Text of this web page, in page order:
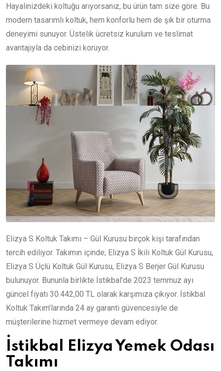
Hayalinizdeki koltuğu arıyorsanız, bu ürün tam size göre. Bu
modern tasarımlı koltuk, hem konforlu hem de şık bir oturma
deneyimi sunuyor. Üstelik ücretsiz kurulum ve teslimat
avantajıyla da cebinizi koruyor.
Elizya S Koltuk Takımı – Gül Kurusu birçok kişi tarafından
tercih ediliyor. Takımın içinde; Elizya S İkili Koltuk Gül Kurusu,
Elizya S Üçlü Koltuk Gül Kurusu, Elizya S Berjer Gül Kurusu
bulunuyor. Bununla birlikte İstikbal’de 2023 temmuz ayı
güncel fiyatı 30.442,00 TL olarak karşımıza çıkıyor. İstikbal
Koltuk Takım’larında 24 ay garanti güvencesiyle de
müşterilerine hizmet vermeye devam ediyor.
İstikbal Elizya Yemek Odası
Takımı